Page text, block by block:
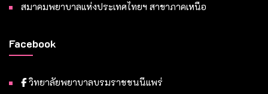
สมาคมพยาบาลแห่งประเทศไทยฯ สาขาภาคเหนือ
Facebook
วิทยาลัยพยาบาลบรมราชชนนีแพร่